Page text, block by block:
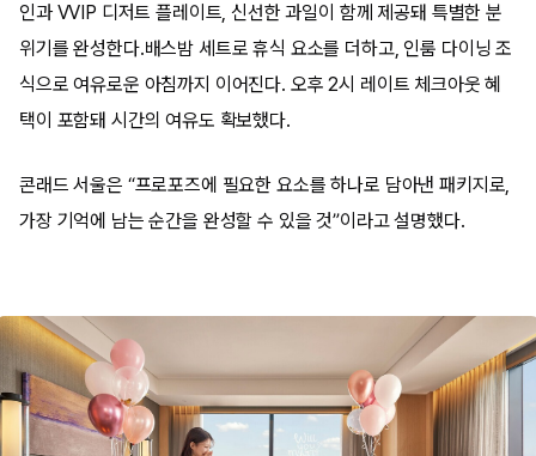
인과 VVIP 디저트 플레이트, 신선한 과일이 함께 제공돼 특별한 분
위기를 완성한다.배스밤 세트로 휴식 요소를 더하고, 인룸 다이닝 조
식으로 여유로운 아침까지 이어진다. 오후 2시 레이트 체크아웃 혜
택이 포함돼 시간의 여유도 확보했다.
콘래드 서울은 “프로포즈에 필요한 요소를 하나로 담아낸 패키지로,
가장 기억에 남는 순간을 완성할 수 있을 것”이라고 설명했다.